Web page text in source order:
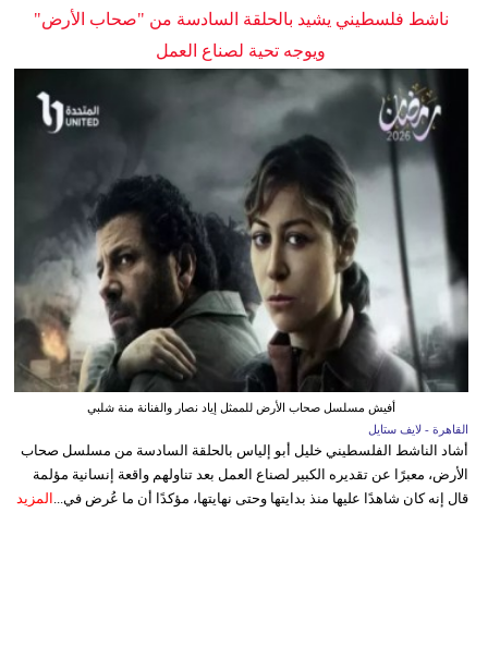
ناشط فلسطيني يشيد بالحلقة السادسة من "صحاب الأرض"
ويوجه تحية لصناع العمل
أفيش مسلسل صحاب الأرض للممثل إياد نصار والفنانة منة شلبي
القاهرة - لايف ستايل
أشاد الناشط الفلسطيني خليل أبو إلياس بالحلقة السادسة من مسلسل صحاب
الأرض، معبرًا عن تقديره الكبير لصناع العمل بعد تناولهم واقعة إنسانية مؤلمة
قال إنه كان شاهدًا عليها منذ بدايتها وحتى نهايتها، مؤكدًا أن ما عُرض في... المزيد